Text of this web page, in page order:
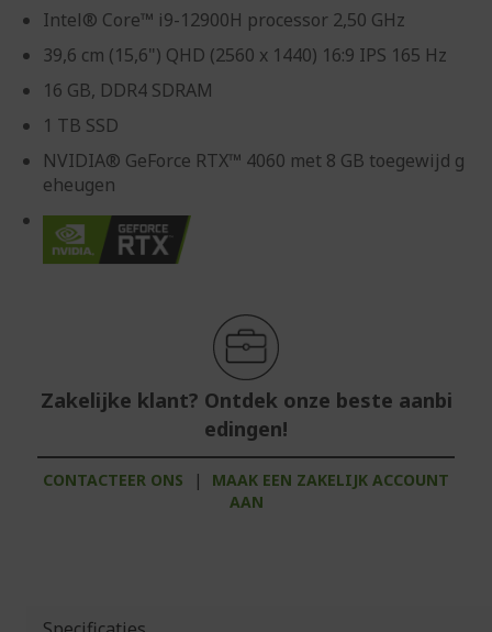
Intel® Core™ i9-12900H processor 2,50 GHz
39,6 cm (15,6") QHD (2560 x 1440) 16:9 IPS 165 Hz
16 GB, DDR4 SDRAM
1 TB SSD
NVIDIA® GeForce RTX™ 4060 met 8 GB toegewijd g
eheugen
Zakelijke klant? Ontdek onze beste aanbi
edingen!
CONTACTEER ONS |
MAAK EEN ZAKELIJK ACCOUNT
AAN